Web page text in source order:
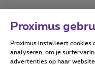
Proximus
Proximus installeert cookies
analyseren, om je
advertenties op haar